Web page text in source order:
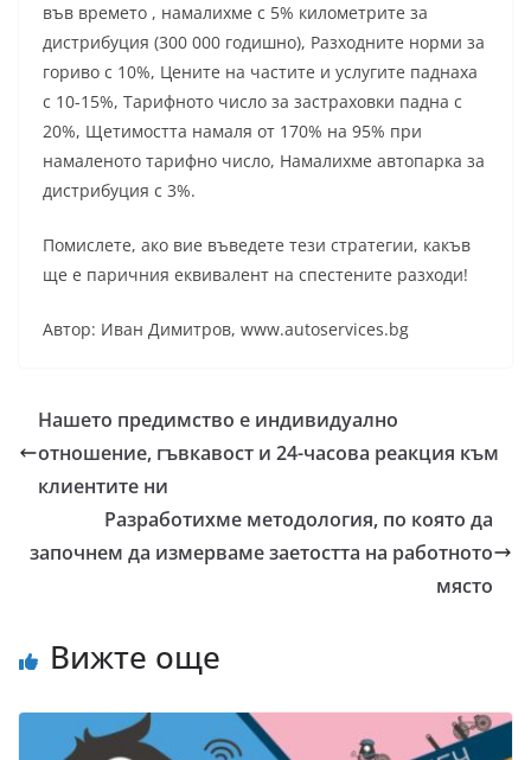
във времето , намалихме с 5% километрите за
дистрибуция (300 000 годишно), Разходните норми за
гориво с 10%, Цените на частите и услугите паднаха
с 10-15%, Тарифното число за застраховки падна с
20%, Щетимостта намаля от 170% на 95% при
намаленото тарифно число, Намалихме автопарка за
дистрибуция с 3%.
Помислете, ако вие въведете тези стратегии, какъв
ще е паричния еквивалент на спестените разходи!
Автор: Иван Димитров, www.autoservices.bg
Нашето предимство е индивидуално
отношение, гъвкавост и 24-часова реакция към
клиентите ни
Разработихме методология, по която да
започнем да измерваме заетостта на работното
място
Вижте още